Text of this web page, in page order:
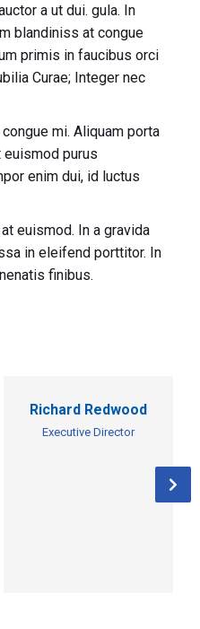
a ut dui. gula. In
blandiniss at congue
primis in faucibus orci
Curae; Integer nec
mi. Aliquam porta
euismod purus
enim dui, id luctus
euismod. In a gravida
in eleifend porttitor. In
finibus.
Richard Redwood
Executive Director